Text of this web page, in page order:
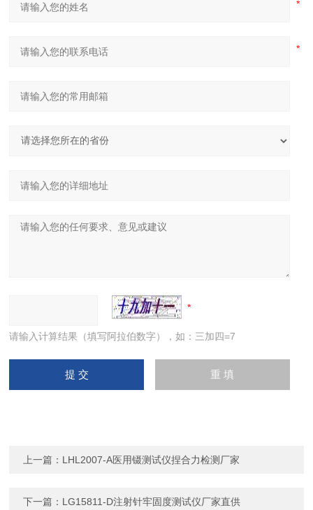
请输入计算结果（填写阿拉伯数字），如：三加四=7
上一篇： LHL2007-A医用镊测试仪捏合力检测厂家
下一篇： LG15811-D注射针牢固度测试仪厂家直供